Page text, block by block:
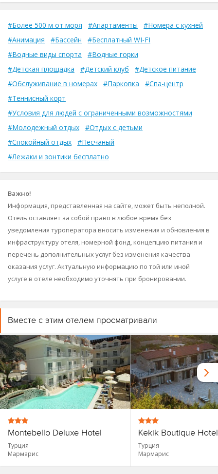
#Более 500 м от моря #Апартаменты
#Номера с кухней
#Анимация
#Бассейн
#Бесплатный WI-FI
#Водные виды спорта
#Водные горки
#Детская площадка
#Детский клуб
#Детское питание
#Обслуживание в номерах
#Парковка
#Спа-центр
#Теннисный корт
#Условия для людей с ограниченными возможностями
#Молодежный отдых
#Отдых с детьми
#Спокойный отдых
#Песчаный
#Лежаки и зонтики бесплатно
Важно!
Информация, представленная на сайте, может быть неполной.
Отель оставляет за собой право в любое время без
уведомления туроператора вносить изменения и обновления в
инфраструктуру отеля, номерной фонд, концепцию питания и
перечень дополнительных услуг без изменения качества
оказания услуг. Актуальную информацию по той или иной
услуге в отеле необходимо уточнять при бронировании.
Вместе с этим отелем просматривали
Montebello Deluxe Hotel
Турция
Мармарис
Kekik Boutique Hotel
Турция
Мармарис